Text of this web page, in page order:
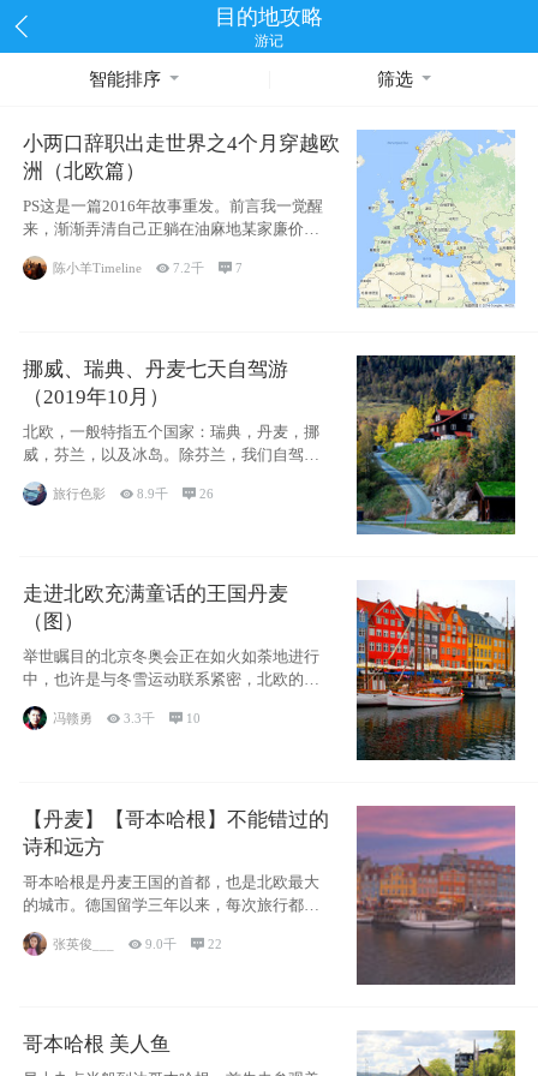
目的地攻略
游记
智能排序 筛选
小两口辞职出走世界之4个月穿越欧
洲（北欧篇）
PS这是一篇2016年故事重发。前言我一觉醒
来，渐渐弄清自己正躺在油麻地某家廉价宾
馆
陈小羊Timeline 7.2千 7
挪威、瑞典、丹麦七天自驾游
（2019年10月）
北欧，一般特指五个国家：瑞典，丹麦，挪
威，芬兰，以及冰岛。除芬兰，我们自驾游
旅行色影 8.9千 26
走进北欧充满童话的王国丹麦
（图）
举世瞩目的北京冬奥会正在如火如荼地进行
中，也许是与冬雪运动联系紧密，北欧的一
些国家因
冯赣勇 3.3千  10
【丹麦】【哥本哈根】不能错过的
诗和远方
哥本哈根是丹麦王国的首都，也是北欧最大
的城市。德国留学三年以来，每次旅行都是
张英俊___ 9.0千 22
哥本哈根 美人鱼